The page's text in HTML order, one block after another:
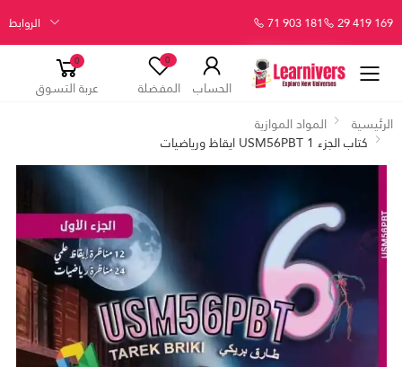
29 419 169
71 903 181 الروابط
الحساب
0
المفضلة
0
عربة التسوق
الرئيسية
المواد الموازية
كتاب الجزء 1 USM56PBT ايقاظ ورياضيات